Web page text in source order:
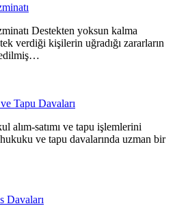
Destekten yoksun kalma
verdiği kişilerin uğradığı zararların
edilmiş…
Tapu Davaları
alım-satımı ve tapu işlemlerini
ve tapu davalarında uzman bir
Davaları